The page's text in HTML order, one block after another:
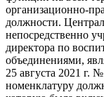
организационно-
должности.
непосредственно
директора по
объединениями,
25 августа 2021 г.
номенклатуру